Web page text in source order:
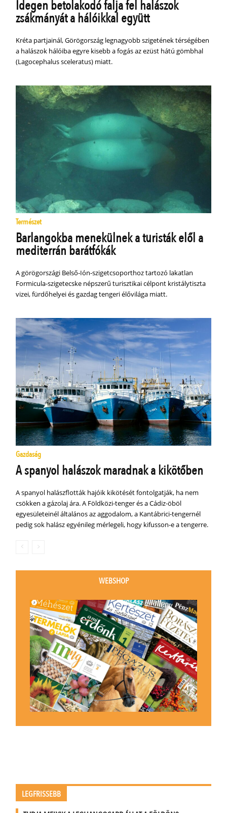
Idegen betolakodó falja fel halászok
zsákmányát a hálóikkal együtt
Kréta partjainál, Görögország legnagyobb szigetének térségében
a halászok hálóiba egyre kisebb a fogás az ezüst hátú gömbhal
(Lagocephalus sceleratus) miatt.
Természet
Barlangokba menekülnek a turisták elől a
mediterrán barátfókák
A görögországi Belső-Ión-szigetcsoporthoz tartozó lakatlan
Formicula-szigetecske népszerű turisztikai célpont kristálytiszta
vizei, fürdőhelyei és gazdag tengeri élővilága miatt.
Gazdaság
A spanyol halászok maradnak a kikötőben
A spanyol halászflották hajóik kikötését fontolgatják, ha nem
csökken a gázolaj ára. A Földközi-tenger és a Cádiz-öböl
egyesületeinél általános az aggodalom, a Kantábrici-tengernél
pedig sok halász egyénileg mérlegeli, hogy kifusson-e a tengerre.
WEBSHOP
LEGFRISSEBB